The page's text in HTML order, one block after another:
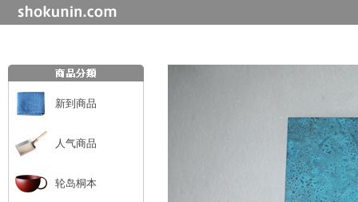
新到商品
人气商品
轮岛桐本